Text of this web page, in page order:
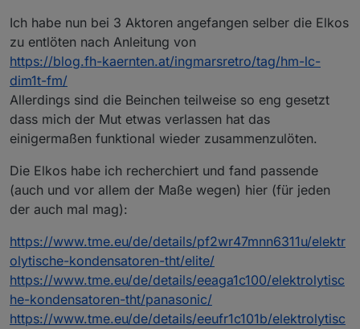
Ich habe nun bei 3 Aktoren angefangen selber die Elkos
zu entlöten nach Anleitung von
https://blog.fh-kaernten.at/ingmarsretro/tag/hm-lc-
dim1t-fm/
Allerdings sind die Beinchen teilweise so eng gesetzt
dass mich der Mut etwas verlassen hat das
einigermaßen funktional wieder zusammenzulöten.
Die Elkos habe ich recherchiert und fand passende
(auch und vor allem der Maße wegen) hier (für jeden
der auch mal mag):
https://www.tme.eu/de/details/pf2wr47mnn6311u/elektr
olytische-kondensatoren-tht/elite/
https://www.tme.eu/de/details/eeaga1c100/elektrolytisc
he-kondensatoren-tht/panasonic/
https://www.tme.eu/de/details/eeufr1c101b/elektrolytisc